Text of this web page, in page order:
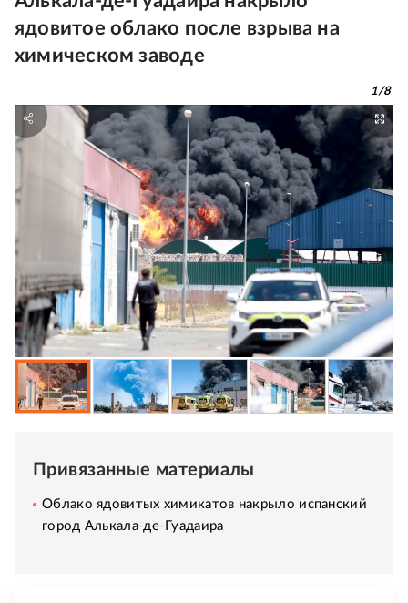
ядовитое облако после взрыва на
химическом заводе
1/8
Привязанные материалы
Облако ядовитых химикатов накрыло испанский
город Алькала-де-Гуадаира